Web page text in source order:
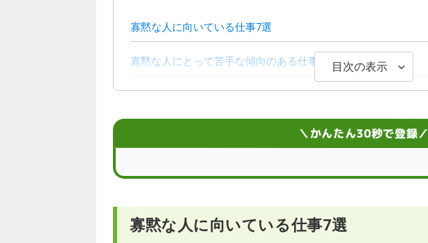
寡黙な人に向いている仕事7選
寡黙な人にとって苦手な傾向のある仕事5選
寡黙な人が仕事で評価されるためのコツ
目次の表示
＼かんたん30秒で登録／
寡黙な人に向いている仕事7選